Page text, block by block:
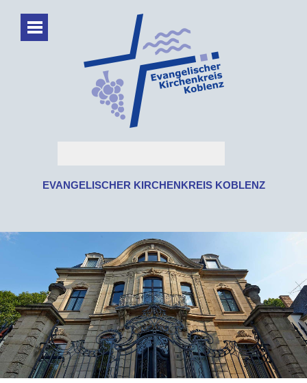
EVANGELISCHER KIRCHENKREIS KOBLENZ